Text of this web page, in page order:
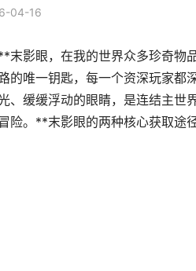
04-16
影眼，在我的世界众多珍奇物
的唯一钥匙，每一个资深玩家
、缓缓浮动的眼睛，是连结主
险。**末影眼的两种核心获取